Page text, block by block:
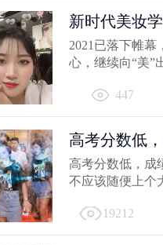
新时代美妆
2021的回忆
2021已落下帷幕
心，继续向“美”
的小...
447
高考分数低
想，更不应...
高考分数低，成
不应该随便上个
19212